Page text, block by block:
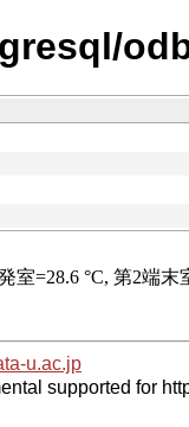
u.ac.jp
supported for